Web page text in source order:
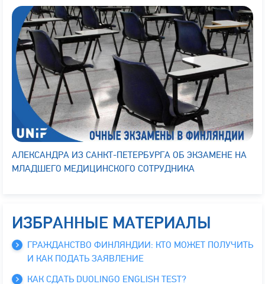
АЛЕКСАНДРА ИЗ САНКТ-ПЕТЕРБУРГА ОБ ЭКЗАМЕНЕ НА
МЛАДШЕГО МЕДИЦИНСКОГО СОТРУДНИКА
ИЗБРАННЫЕ МАТЕРИАЛЫ
ГРАЖДАНСТВО ФИНЛЯНДИИ: КТО МОЖЕТ ПОЛУЧИТЬ
И КАК ПОДАТЬ ЗАЯВЛЕНИЕ
КАК СДАТЬ DUOLINGO ENGLISH TEST?